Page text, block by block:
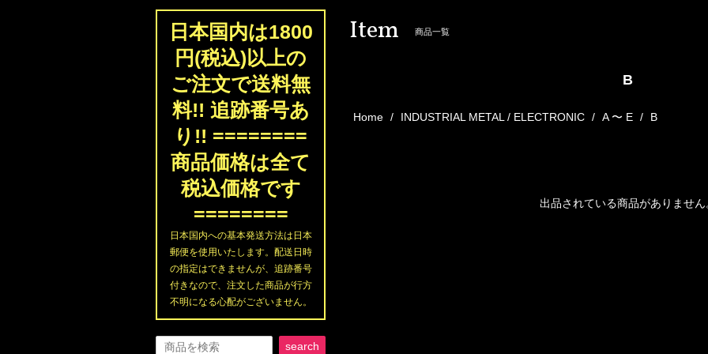
Item 商品一覧
B
Home INDUSTRIAL METAL / ELECTRONIC A 〜 E B
出品されている商品がありません
日本国内は1800
円(税込)以上の
ご注文で送料無
料!! 追跡番号あ
り!! ========
商品価格は全て
税込価格です
========
日本国内への基本発送方法は日本
郵便を使用いたします。配送日時
の指定はできませんが、追跡番号
付きなので、注文した商品が行方
不明になる心配がございません。
search